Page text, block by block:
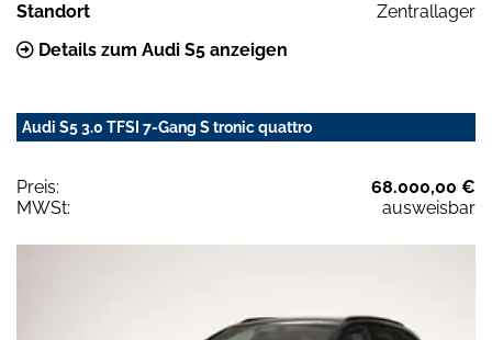
Standort
Zentrallager
Details zum Audi S5 anzeigen
Audi S5 3.0 TFSI 7-Gang S tronic quattro
Preis:
68.000,00 €
MWSt:
ausweisbar